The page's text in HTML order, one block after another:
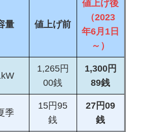
量 値上げ前
値上げ後
（2023
年6月1日
～）
1,265円
00銭
1,300円
89銭
季
15円95
銭
27円09
銭